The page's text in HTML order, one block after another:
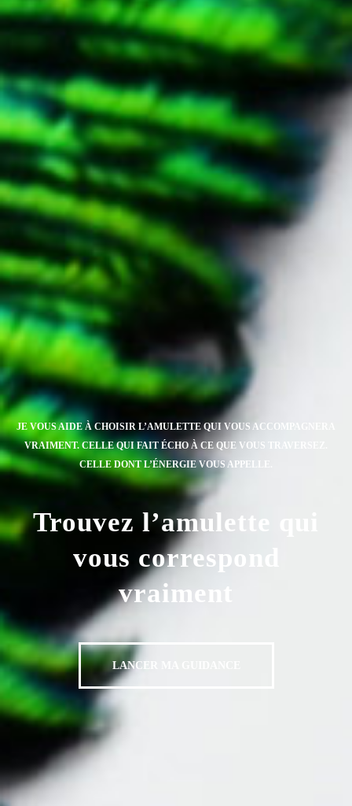
JE VOUS AIDE À CHOISIR L’AMULETTE QUI VOUS ACCOMPAGNERA
VRAIMENT. CELLE QUI FAIT ÉCHO À CE QUE VOUS TRAVERSEZ.
CELLE DONT L’ÉNERGIE VOUS APPELLE.
Trouvez l’amulette qui
vous correspond
vraiment
LANCER MA GUIDANCE